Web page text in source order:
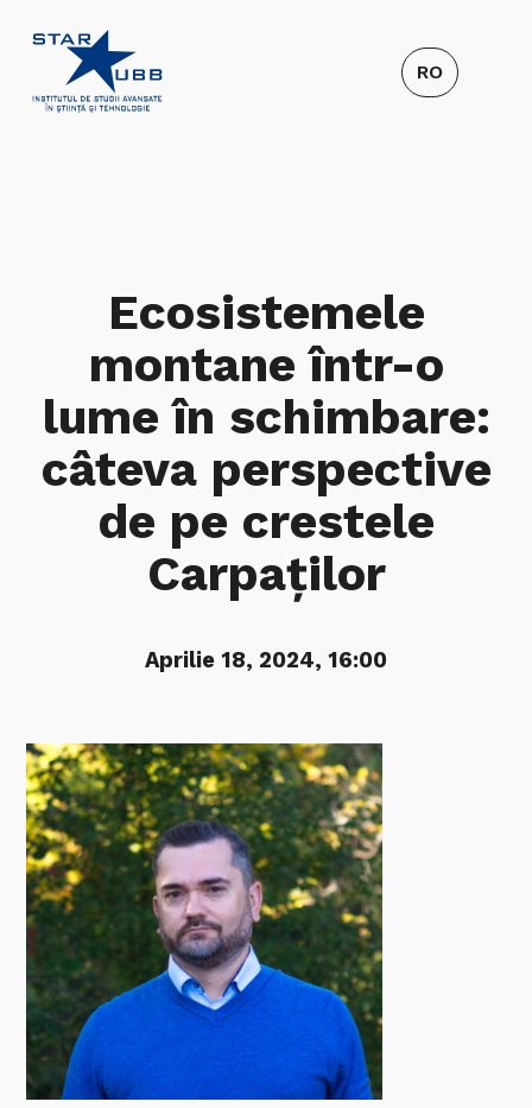
Ecosistemele
montane într-o
lume în schimbare:
câteva perspective
de pe crestele
Carpaților
Aprilie 18, 2024, 16:00